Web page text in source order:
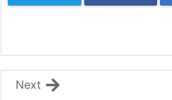
Next